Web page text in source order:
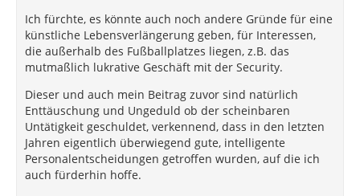
Ich fürchte, es könnte auch noch andere Gründe für eine
künstliche Lebensverlängerung geben, für Interessen,
die außerhalb des Fußballplatzes liegen, z.B. das
mutmaßlich lukrative Geschäft mit der Security.
Dieser und auch mein Beitrag zuvor sind natürlich
Enttäuschung und Ungeduld ob der scheinbaren
Untätigkeit geschuldet, verkennend, dass in den letzten
Jahren eigentlich überwiegend gute, intelligente
Personalentscheidungen getroffen wurden, auf die ich
auch fürderhin hoffe.